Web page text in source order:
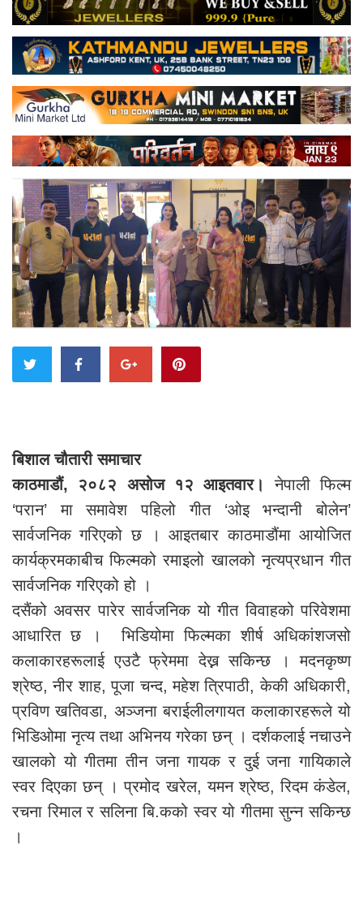
बिशाल चौतारी समाचार
काठमाडौं, २०८२ असोज १२ आइतवार।
नेपाली फिल्म
‘परान’ मा समावेश पहिलो गीत ‘ओइ भन्दानी बोलेन’
सार्वजनिक गरिएको छ । आइतबार काठमाडौंमा आयोजित
कार्यक्रमकाबीच फिल्मको रमाइलो खालको नृत्यप्रधान गीत
सार्वजनिक गरिएको हो ।
दसैंको अवसर पारेर सार्वजनिक यो गीत विवाहको परिवेशमा
आधारित छ । भिडियोमा फिल्मका शीर्ष अधिकांशजसो
कलाकारहरूलाई एउटै फ्रेममा देख्न सकिन्छ । मदनकृष्ण
श्रेष्ठ, नीर शाह, पूजा चन्द, महेश त्रिपाठी, केकी अधिकारी,
प्रविण खतिवडा, अञ्जना बराईलीलगायत कलाकारहरूले यो
भिडिओमा नृत्य तथा अभिनय गरेका छन् । दर्शकलाई नचाउने
खालको यो गीतमा तीन जना गायक र दुई जना गायिकाले
स्वर दिएका छन् । प्रमोद खरेल, यमन श्रेष्ठ, रिदम कंडेल,
रचना रिमाल र सलिना बि.कको स्वर यो गीतमा सुन्न सकिन्छ
।